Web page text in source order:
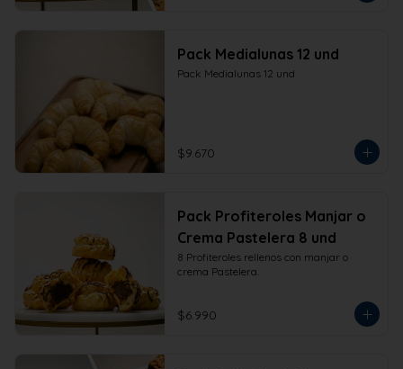
Pack Medialunas 12 und
Pack Medialunas 12 und
$9.670
Pack Profiteroles Manjar o
Crema Pastelera 8 und
8 Profiteroles rellenos con manjar o
crema Pastelera.
$6.990